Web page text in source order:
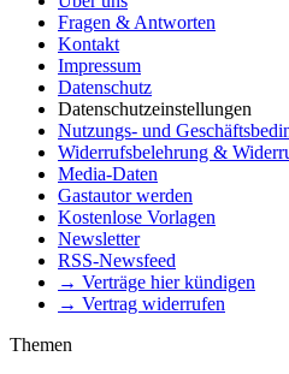
Fragen & Antworten
Kontakt
Impressum
Datenschutz
Datenschutzeinstellungen
Nutzungs- und
Widerrufsbelehrung &
Media-Daten
Gastautor werden
Kostenlose Vorlagen
Newsletter
RSS-Newsfeed
→ Verträge hier kündigen
→ Vertrag widerrufen
Themen